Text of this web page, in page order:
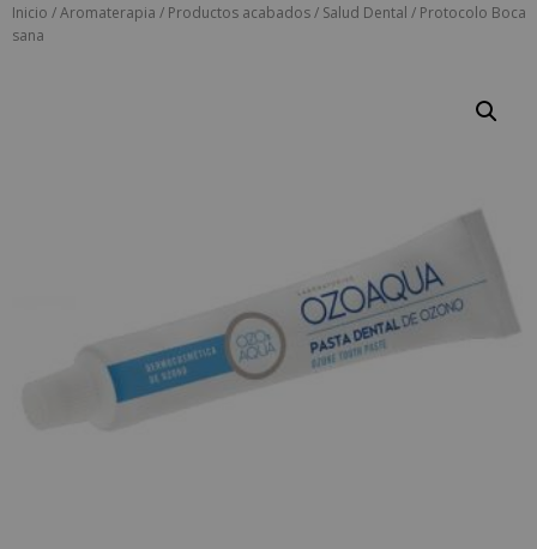
Inicio /Aromaterapia / Productos acabados/ Salud Dental / Protocolo Boca
sana